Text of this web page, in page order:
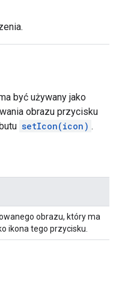
być używany jako
obrazu przycisku
setIcon(icon) .
obrazu, który ma
ikona tego przycisku.